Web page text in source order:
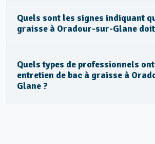
Quels sont les signes indiquant
graisse à Oradour-sur-Glane
Quels types de professionnels ont
entretien de bac à graisse à
Glane ?